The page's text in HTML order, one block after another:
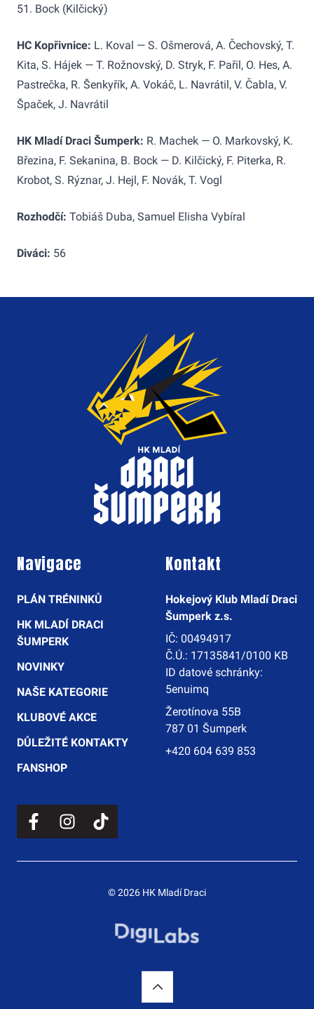
51. Bock (Kilčický)
HC Kopřivnice: L. Koval — S. Ošmerová, A. Čechovský, T.
Kita, S. Hájek — T. Rožnovský, D. Stryk, F. Pařil, O. Hes, A.
Pastrečka, R. Šenkyřík, A. Vokáč, L. Navrátil, V. Čabla, V.
Špaček, J. Navrátil
HK Mladí Draci Šumperk: R. Machek — O. Markovský, K.
Březina, F. Sekanina, B. Bock — D. Kilčický, F. Piterka, R.
Krobot, S. Rýznar, J. Hejl, F. Novák, T. Vogl
Rozhodčí: Tobiáš Duba, Samuel Elisha Vybíral
Diváci: 56
Navigace
PLÁN TRÉNINKŮ
HK MLADÍ DRACI
ŠUMPERK
NOVINKY
NAŠE KATEGORIE
KLUBOVÉ AKCE
DŮLEŽITÉ KONTAKTY
FANSHOP
Kontakt
Hokejový Klub Mladí Draci
Šumperk z.s.
IČ: 00494917
Č.Ú.: 17135841/0100 KB
ID datové schránky:
5enuimq
Žerotínova 55B
787 01 Šumperk
+420 604 639 853
© 2026 HK Mladí Draci